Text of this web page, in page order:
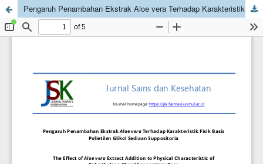
Pengaruh Penambahan Ekstrak Aloe vera Terhadap Karakteristik Fisik Basis Polietilen Glikol Sediaan Suppositoria